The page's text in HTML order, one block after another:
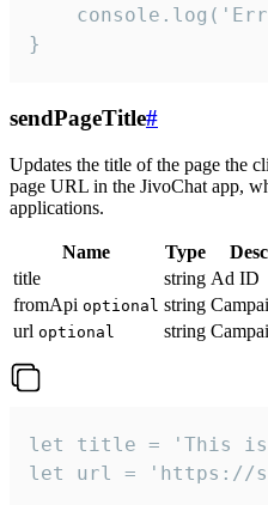
}
sendPageTitle#
Updates the title of the page the
page URL in the JivoChat app,
applications.
Name Type
title
string Ad ID
fromApi optional string
url optional string
let title = 'This is
let url = 'https://